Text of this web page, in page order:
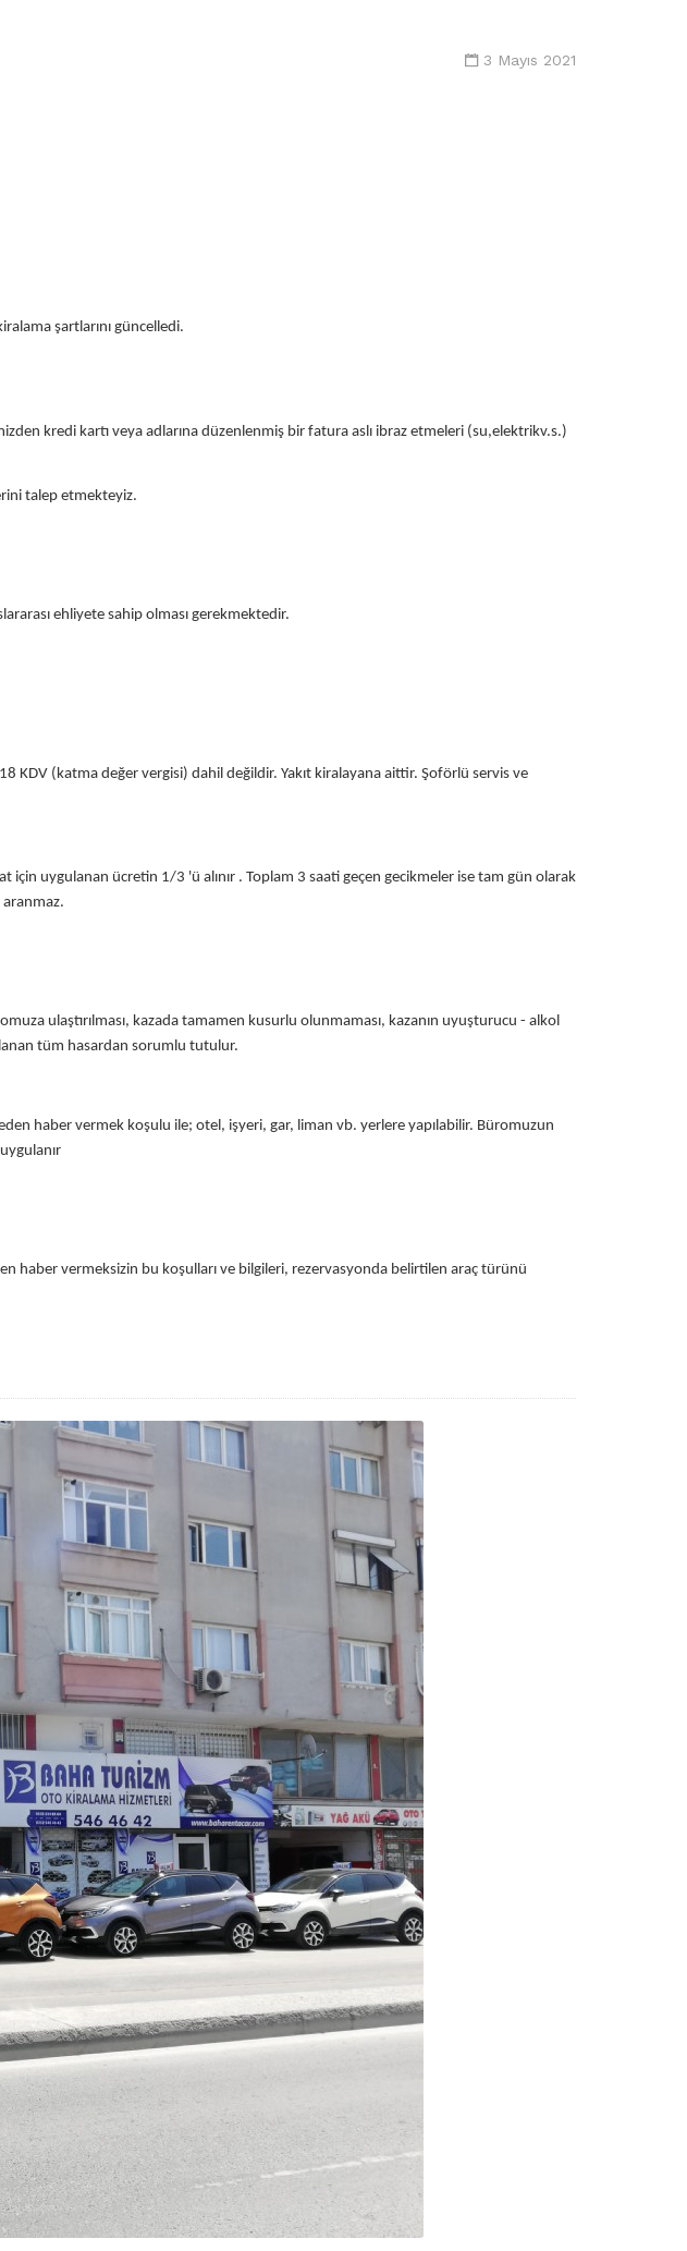
3 Mayıs 2021
şartlarını güncelledi.
kredi kartı veya adlarına düzenlenmiş bir fatura aslı ibraz etmeleri (su,elektrikv.s.)
talep etmekteyiz.
ehliyete sahip olması gerekmektedir.
KDV (katma değer vergisi) dahil değildir. Yakıt kiralayana aittir. Şoförlü servis ve
için uygulanan ücretin 1/3 'ü alınır . Toplam 3 saati geçen gecikmeler ise tam gün olarak
aranmaz.
ulaştırılması, kazada tamamen kusurlu olunmaması, kazanın uyuşturucu - alkol
tüm hasardan sorumlu tutulur.
haber vermek koşulu ile; otel, işyeri, gar, liman vb. yerlere yapılabilir. Büromuzun
haber vermeksizin bu koşulları ve bilgileri, rezervasyonda belirtilen araç türünü